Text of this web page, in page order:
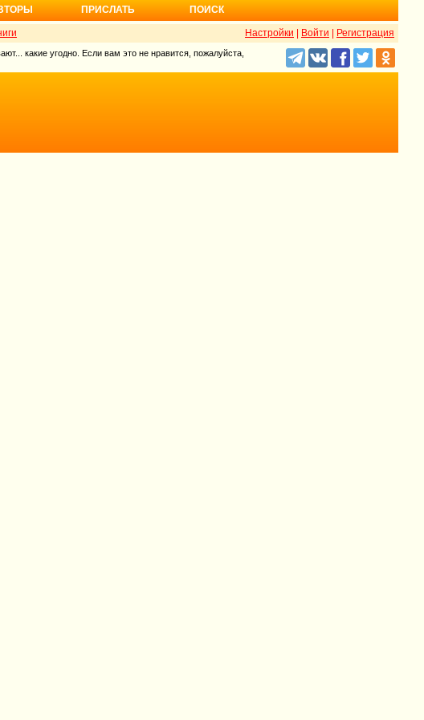
ПРИСЛАТЬ ПОИСК
Настройки Войти Регистрация
какие угодно. Если вам это не нравится, пожалуйста,